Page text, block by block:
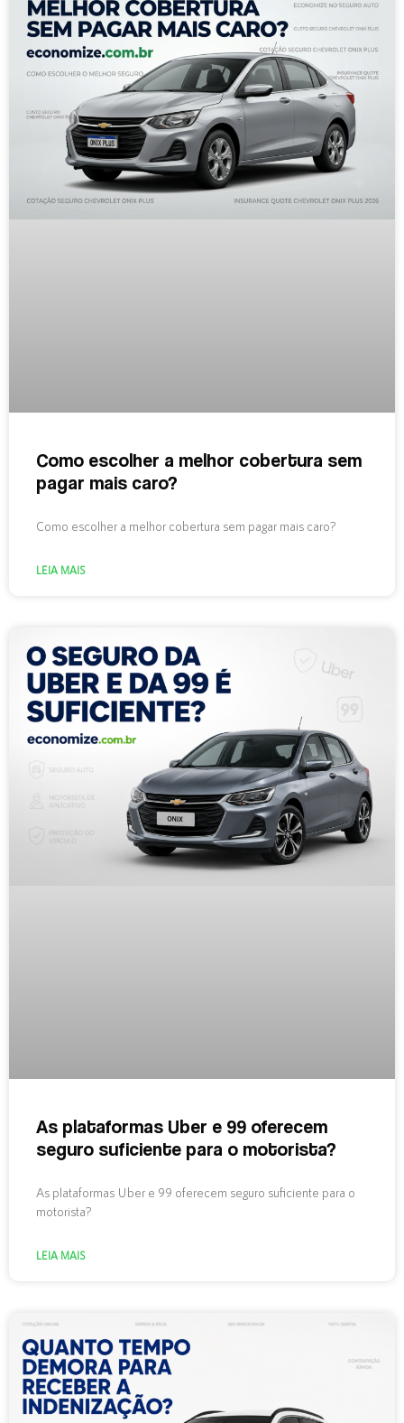
Como escolher a melhor cobertura sem
pagar mais caro?
Como escolher a melhor cobertura sem pagar mais caro?
LEIA MAIS
As plataformas Uber e 99 oferecem
seguro suficiente para o motorista?
As plataformas Uber e 99 oferecem seguro suficiente para o
motorista?
LEIA MAIS